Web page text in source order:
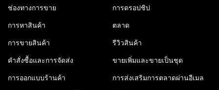
ช่องทางการขาย
การหาสินค้า
การขายสินค้า
คำสั่งซื้อและการจัดส่ง
การออกแบบร้านค้า
การดรอปชิป
ตลาด
รีวิวสินค้า
ขายเพิ่มและขายเป็นชุด
การส่งเสริมการตลาดผ่านอีเมล